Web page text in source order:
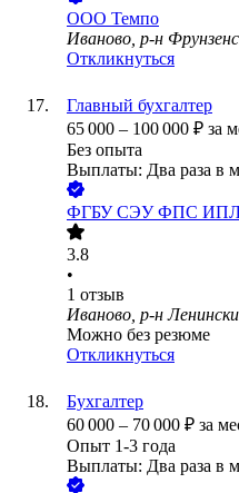
ООО Темпо
Иваново, р-н
Откликнуться
Главный бухгалтер
65 000 – 100 000 ₽ за
Без опыта
Выплаты: Два раза в
ФГБУ СЭУ ФПС ИПЛ
3.8
•
1 отзыв
Иваново, р-н
Можно без резюме
Откликнуться
Бухгалтер
60 000 – 70 000 ₽ за
Опыт 1-3 года
Выплаты: Два раза в